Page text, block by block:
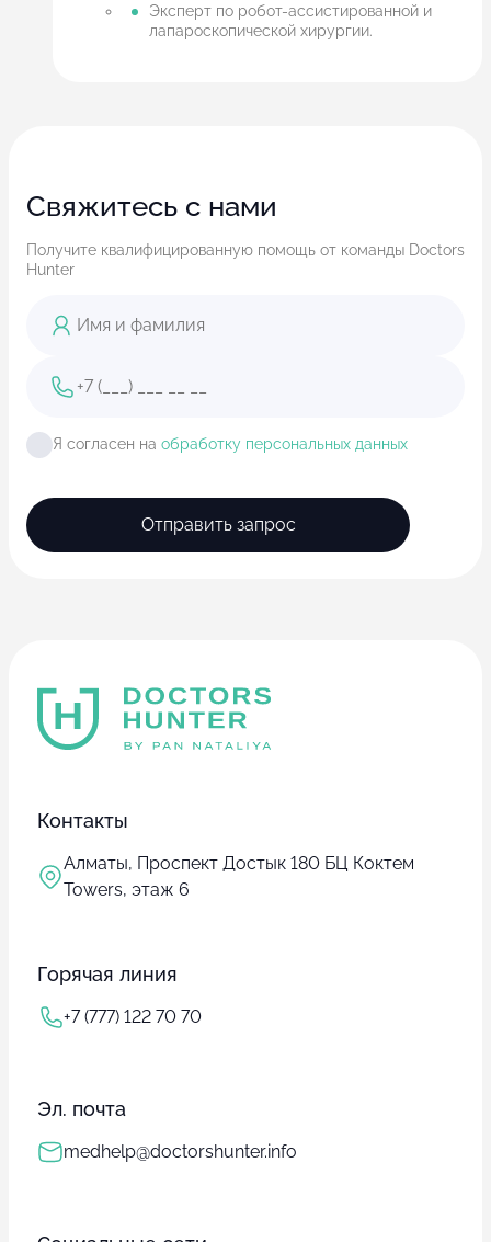
Эксперт по робот-ассистированной и
лапароскопической хирургии.
Свяжитесь с нами
Получите квалифицированную помощь от команды Doctors
Hunter
Я согласен на обработку персональных данных
Отправить запрос
Контакты
Алматы, Проспект Достык 180 БЦ Коктем
Towers, этаж 6
Горячая линия
+7 (777) 122 70 70
Эл. почта
medhelp@doctorshunter.info